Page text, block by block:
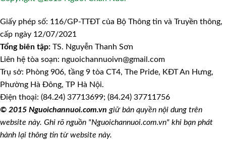
Giấy phép số: 116/GP-TTĐT của Bộ Thông tin và Truyền thông,
cấp ngày 12/07/2021
Tổng biên tập: TS. Nguyễn Thanh Sơn
Liên hệ tòa soạn: nguoichannuoivn@gmail.com
Trụ sở: Phòng 906, tầng 9 tòa CT4, The Pride, KĐT An Hưng,
Phường Hà Đông, TP Hà Nội.
Điện thoại: (84.24) 37713699; (84.24) 37711756
© 2015 Nguoichannuoi.com.vn giữ bản quyền nội dung trên
website này. Ghi rõ nguồn "Nguoichannuoi.com.vn" khi bạn phát
hành lại thông tin từ website này.